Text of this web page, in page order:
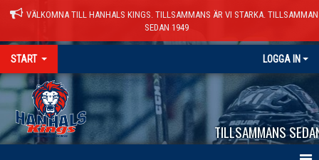
VÄLKOMNA TILL HANHALS KINGS. TILLSAMMANS ÄR VI STARKA.
SEDAN 1949
START LOGGA IN
TILLSAMMANS